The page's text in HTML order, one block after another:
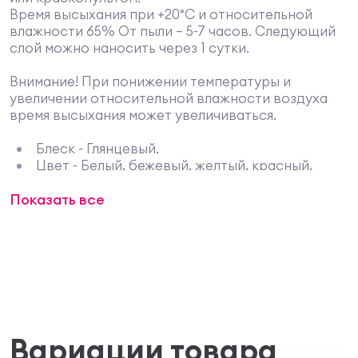
Время высыхания при +20°С и относительной
влажности 65% От пыли – 5-7 часов. Следующий
слой можно наносить через 1 сутки.
Внимание! При понижении температуры и
увеличении относительной влажности воздуха
время высыхания может увеличиваться.
Блеск - Глянцевый.
Цвет - Белый, бежевый, желтый, красный,
Атмосферостойкость - Хорошая.
жиры, смазочные масла и консистентные
Показать все
Вариации товара